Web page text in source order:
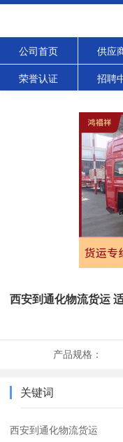
公司首页 供应
荣誉认证 招聘
西安到通化物流货运
产品规格：
关键词
西安到通化物流货运